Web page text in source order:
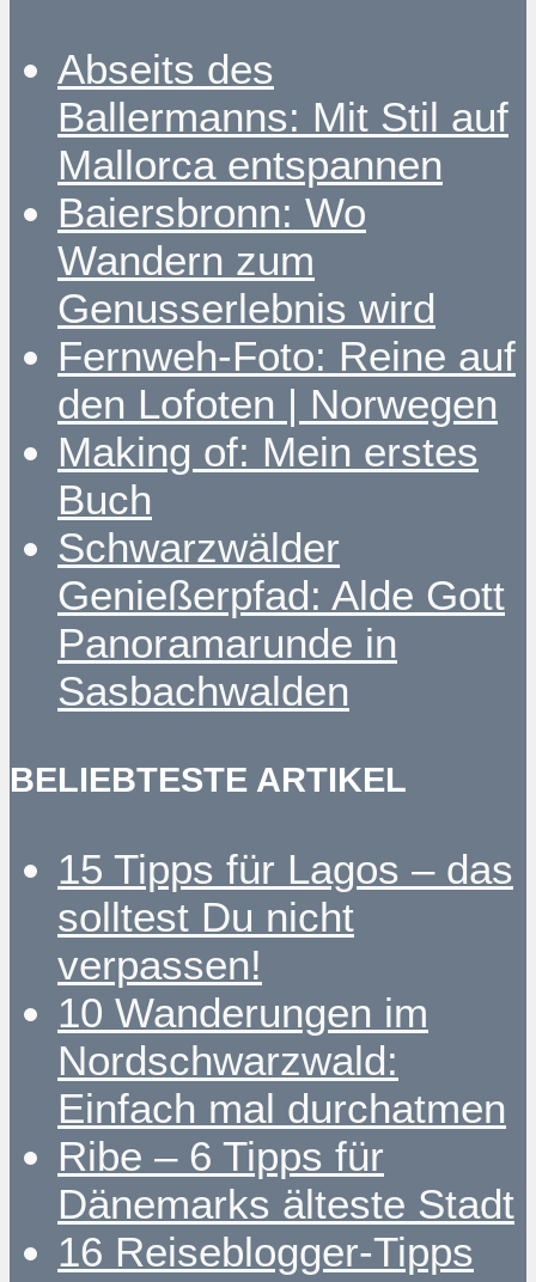
Abseits des
Ballermanns: Mit Stil auf
Mallorca entspannen
Baiersbronn: Wo
Wandern zum
Genusserlebnis wird
Fernweh-Foto: Reine auf
den Lofoten | Norwegen
Making of: Mein erstes
Buch
Schwarzwälder
Genießerpfad: Alde Gott
Panoramarunde in
Sasbachwalden
BELIEBTESTE ARTIKEL
15 Tipps für Lagos – das
solltest Du nicht
verpassen!
10 Wanderungen im
Nordschwarzwald:
Einfach mal durchatmen
Ribe – 6 Tipps für
Dänemarks älteste Stadt
16 Reiseblogger-Tipps